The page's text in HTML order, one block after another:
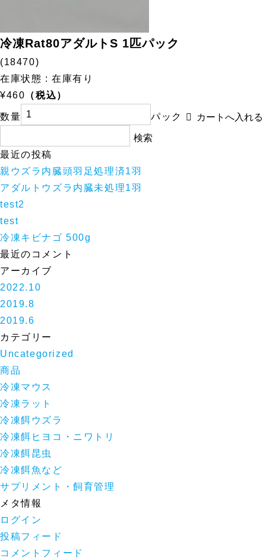
冷凍Rat80アダルトS 1匹パック
(18470)
在庫状態 : 在庫有り
¥460 （税込）
数量
パック
索:
最近の投稿
親ウズラ内臓頭羽足処理済1羽
アダルトウズラ内臓未処理1羽
test2
test
冷凍キビナゴ 500g
最近のコメント
アーカイブ
2022.10
2019.8
2019.6
カテゴリー
Uncategorized
商品
冷凍マウス
冷凍ラット
冷凍餌ウズラ
冷凍餌ヒヨコ・ニワトリ
冷凍餌昆虫
冷凍餌魚など
サプリメント・飼育管理
メタ情報
ログイン
投稿フィード
コメントフィード